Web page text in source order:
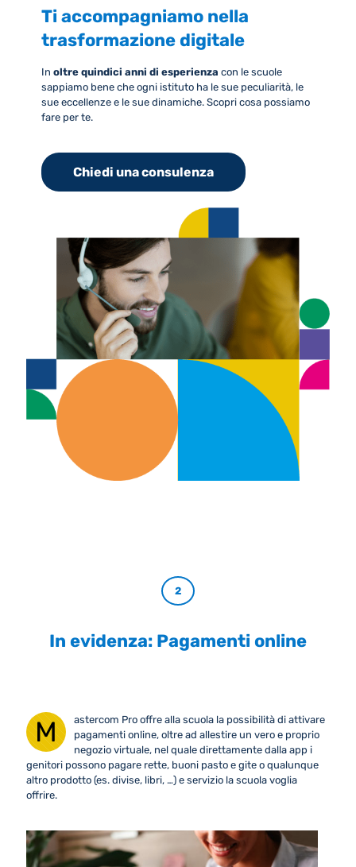
Ti accompagniamo nella
trasformazione digitale
In oltre quindici anni di esperienza con le scuole
sappiamo bene che ogni istituto ha le sue peculiarità, le
sue eccellenze e le sue dinamiche. Scopri cosa possiamo
fare per te.
Chiedi una consulenza
2
In evidenza: Pagamenti online
M
astercom Pro offre alla scuola la possibilità di attivare
pagamenti online, oltre ad allestire un vero e proprio
negozio virtuale, nel quale direttamente dalla app i
genitori possono pagare rette, buoni pasto e gite o qualunque
altro prodotto (es. divise, libri, …) e servizio la scuola voglia
offrire.